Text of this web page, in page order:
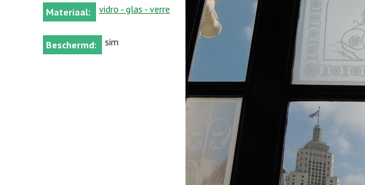
Materiaal: vidro - glas - verre
Beschermd: sim